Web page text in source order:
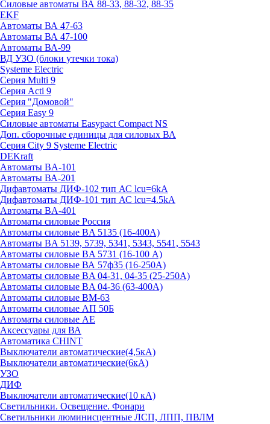
Силовые автоматы ВА 88-33, 88-32, 88-35
EKF
Автоматы ВА 47-63
Автоматы ВА 47-100
Автоматы ВА-99
ВД УЗО (блоки утечки тока)
Systeme Electric
Серия Multi 9
Серия Acti 9
Серия "Домовой"
Серия Easy 9
Силовые автоматы Easypact Compact NS
Доп. сборочные единицы для силовых ВА
Серия City 9 Systeme Electric
DEKraft
Автоматы BA-101
Автоматы ВА-201
Дифавтоматы ДИФ-102 тип АС lcu=6kA
Дифавтоматы ДИФ-101 тип АС lcu=4.5kA
Автоматы BA-401
Автоматы силовые Россия
Автоматы силовые BA 5135 (16-400А)
Автоматы BA 5139, 5739, 5341, 5343, 5541, 5543
Автоматы силовые BA 5731 (16-100 А)
Автоматы силовые ВА 57ф35 (16-250А)
Автоматы силовые BA 04-31, 04-35 (25-250А)
Автоматы силовые BA 04-36 (63-400А)
Автоматы силовые ВМ-63
Автоматы силовые АП 50Б
Автоматы силовые АЕ
Аксессуары для ВА
Автоматика CHINT
Выключатели автоматические(4,5кА)
Выключатели автоматические(6кА)
УЗО
ДИФ
Выключатели автоматические(10 кА)
Светильники. Освещение. Фонари
Светильники люминисцентные ЛСП, ЛПП, ПВЛМ